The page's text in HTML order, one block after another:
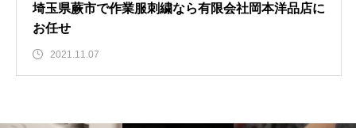
埼玉県蕨市で作業服刺繍なら有限会社岡本洋品店に
お任せ
2021.11.07